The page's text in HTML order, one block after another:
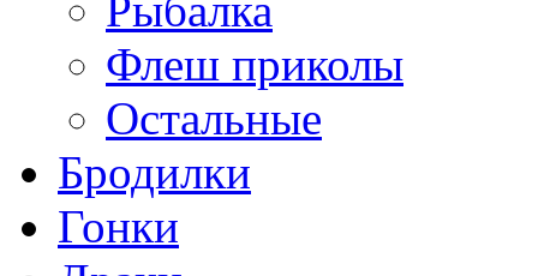
Флеш приколы
Остальные
Бродилки
Гонки